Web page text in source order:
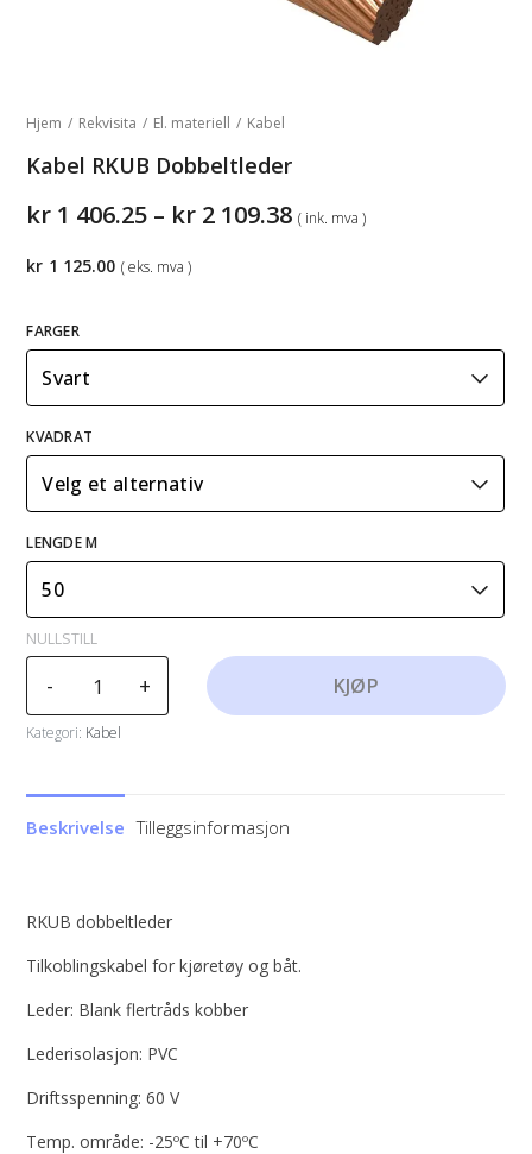
Hjem / Rekvisita / El. materiell / Kabel
Kabel RKUB Dobbeltleder
kr 1 406.25 – kr 2 109.38Prisområde:
kr1
( ink. mva )
FARGER
KVADRAT
LENGDE M
NULLSTILL
-
Dobbeltleder
+ KJØP
Kategori: Kabel
kr 1 125.00 ( eks. mva )
Beskrivelse Tilleggsinformasjon
RKUB dobbeltleder
Tilkoblingskabel for kjøretøy og båt.
Leder: Blank flertråds kobber
Lederisolasjon: PVC
Driftsspenning: 60 V
Temp. område: -25ºC til +70ºC